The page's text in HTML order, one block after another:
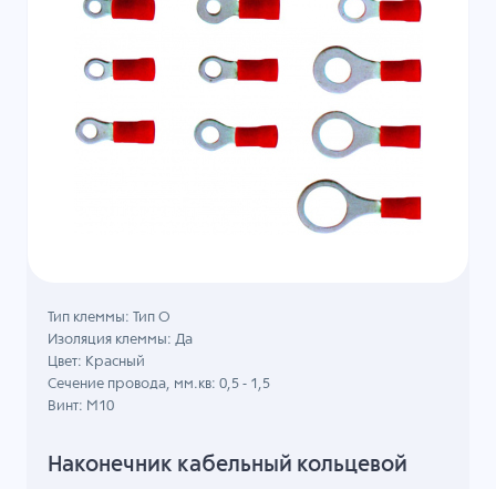
Наконечник кабельный кольцевой
Тип клеммы: Тип О
Изоляция клеммы: Да
Цвет: Красный
Сечение провода, мм.кв: 0,5 - 1,5
Винт: M10